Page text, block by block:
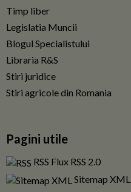
Timp liber
Legislatia Muncii
Blogul Specialistului
Libraria R&S
Stiri juridice
Stiri agricole din Romania
Pagini utile
RSS Flux RSS 2.0
Sitemap XML